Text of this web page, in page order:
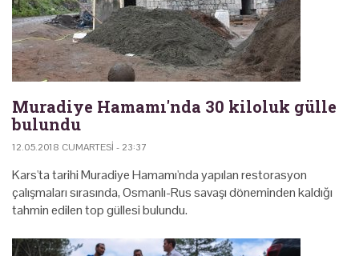
Muradiye Hamamı'nda 30 kiloluk gülle
bulundu
12.05.2018 CUMARTESI - 23:37
Kars'ta tarihi Muradiye Hamamı'nda yapılan restorasyon
çalışmaları sırasında, Osmanlı-Rus savaşı döneminden kaldığı
tahmin edilen top güllesi bulundu.